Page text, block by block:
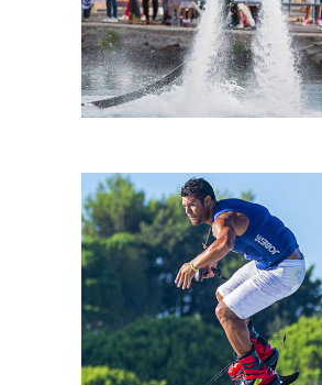
NOLEGGIO
D’ACQUA